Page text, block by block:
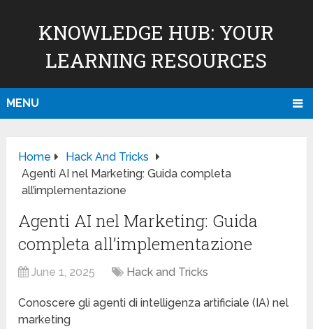
KNOWLEDGE HUB: YOUR
LEARNING RESOURCES
MENU
Home
Hack And Tricks
Agenti AI nel Marketing: Guida completa
all’implementazione
Agenti AI nel Marketing: Guida
completa all’implementazione
June 1, 2025 Hack and Tricks
Conoscere gli agenti di intelligenza artificiale (IA) nel
marketing